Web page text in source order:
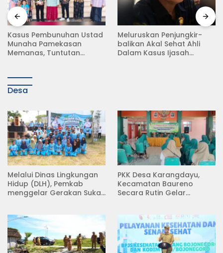
Meluruskan Penjungkir-
balikan Akal Sehat Ahli
Dalam Kasus Ijasah
Rampas Motor Tanpa
Surat Resmi, Modus Baru
Debt Collector di Jalan
Desa
Melalui Dinas Lingkungan
Hidup (DLH), Pemkab
menggelar Gerakan Suka
PKK Desa Karangdayu,
Kecamatan Baureno
Secara Rutin Gelar